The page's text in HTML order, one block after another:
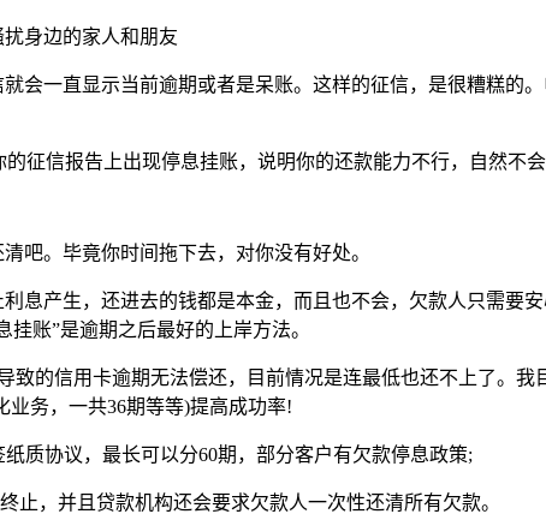
身边的家人和朋友
会一直显示当前逾期或者是呆账。这样的征信，是很糟糕的
征信报告上出现停息挂账，说明你的还款能力不行，自然不
吧。毕竟你时间拖下去，对你没有好处。
产生，还进去的钱都是本金，而且也不会，欠款人只需要
账”是逾期之后最好的上岸方法。
的信用卡逾期无法偿还，目前情况是连最低也还不上了。我
务，一共36期等等)提高成功率!
质协议，最长可以分60期，部分客户有欠款停息政策;
，并且贷款机构还会要求欠款人一次性还清所有欠款。